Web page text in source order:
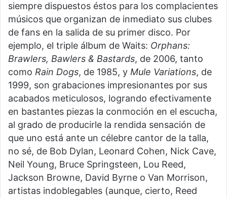
siempre dispuestos éstos para los complacientes
músicos que organizan de inmediato sus clubes
de fans en la salida de su primer disco. Por
ejemplo, el triple álbum de Waits: Orphans:
Brawlers, Bawlers & Bastards, de 2006, tanto
como Rain Dogs, de 1985, y Mule Variations, de
1999, son grabaciones impresionantes por sus
acabados meticulosos, logrando efectivamente
en bastantes piezas la conmoción en el escucha,
al grado de producirle la rendida sensación de
que uno está ante un célebre cantor de la talla,
no sé, de Bob Dylan, Leonard Cohen, Nick Cave,
Neil Young, Bruce Springsteen, Lou Reed,
Jackson Browne, David Byrne o Van Morrison,
artistas indoblegables (aunque, cierto, Reed